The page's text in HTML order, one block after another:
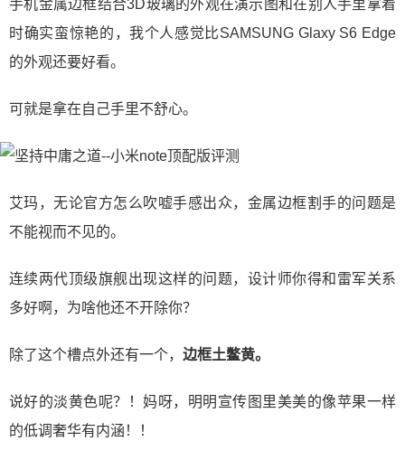
手机金属边框结合3D玻璃的外观在演示图和在别人手里拿着
时确实蛮惊艳的，我个人感觉比SAMSUNG Glaxy S6 Edge
的外观还要好看。
可就是拿在自己手里不舒心。
艾玛，无论官方怎么吹嘘手感出众，金属边框割手的问题是
不能视而不见的。
连续两代顶级旗舰出现这样的问题，设计师你得和雷军关系
多好啊，为啥他还不开除你？
除了这个槽点外还有一个， 边框土鳖黄。
说好的淡黄色呢？！妈呀，明明宣传图里美美的像苹果一样
的低调奢华有内涵！！